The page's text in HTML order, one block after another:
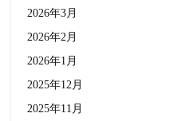
2026年3月
2026年2月
2026年1月
2025年12月
2025年11月